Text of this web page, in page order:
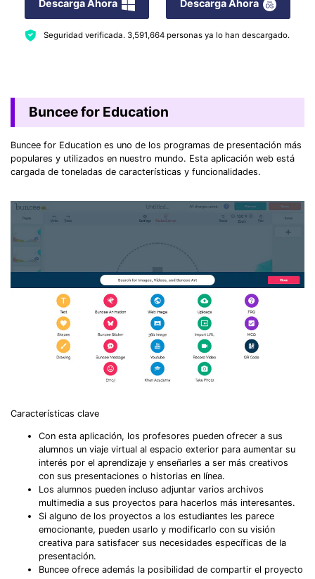
Descarga Ahora Descarga Ahora
Seguridad verificada. 3,591,664personas ya lo han descargado.
Buncee for Education
Buncee for Education es uno de los programas de presentación más
populares y utilizados en nuestro mundo. Esta aplicación web está
cargada de toneladas de características y funcionalidades.
Características clave
Con esta aplicación, los profesores pueden ofrecer a sus
alumnos un viaje virtual al espacio exterior para aumentar su
interés por el aprendizaje y enseñarles a ser más creativos
con sus presentaciones o historias en línea.
Los alumnos pueden incluso adjuntar varios archivos
multimedia a sus proyectos para hacerlos más interesantes.
Si alguno de los proyectos a los estudiantes les parece
emocionante, pueden usarlo y modificarlo con su visión
creativa para satisfacer sus necesidades específicas de la
presentación.
Buncee ofrece además la posibilidad de compartir el proyecto
Record Like a Pro, Edit
With AI Ease.
Record. Edit. Share. All with Filmora!
Got It Try It Now